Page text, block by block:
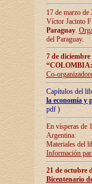
17 de marzo
Víctor Jacinto
Paraguay.
del Paraguay.
7 de
Co-
Capítulos del
la economía y
pdf )
En vísperas de
Argentina:
Materiales del
Información
21 de octubre
Bicentenario